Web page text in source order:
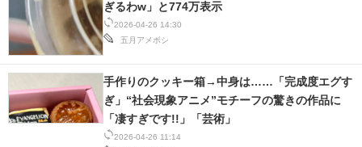
2026-04-26 14:30
五月アメボシ
ぎるわw」と774万表示
2026-04-26 11:14
手作りのクッキー箱→中身は……「完成度エグす
ぎ」“社会現象アニメ”モチーフの驚きの作品に
「凄すぎです!!」「芸術」